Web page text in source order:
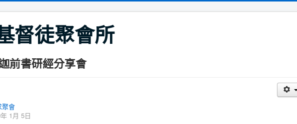
督徒聚會所
前書研經分享會
聚會
1月 5日